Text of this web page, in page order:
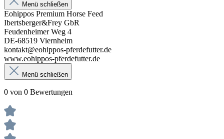
Menü schließen
Eohippos Premium Horse Feed
Ibertsberger&Frey GbR
Feudenheimer Weg 4
DE-68519 Viernheim
kontakt@eohippos-pferdefutter.de
www.eohippos-pferdefutter.de
Menü schließen
0 von 0 Bewertungen